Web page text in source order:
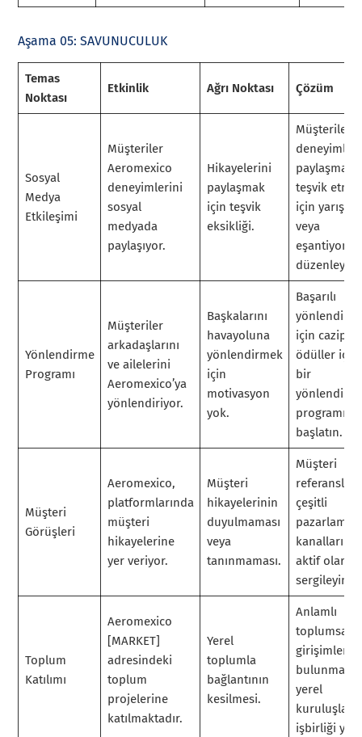
Aşama 05: SAVUNUCULUK
Temas
Noktası
Etkinlik Ağrı Noktası Çözüm
Sosyal
Medya
Etkileşimi
Müşteriler
Aeromexico
deneyimlerini
sosyal
medyada
paylaşıyor.
Hikayelerini
paylaşmak
için teşvik
eksikliği.
Müşterileri
paylaşmaya
teşvik
için
veya
düzenleyin.
Yönlendirme
Programı
Müşteriler
arkadaşlarını
ve ailelerini
Aeromexico’ya
yönlendiriyor.
Başkalarını
havayoluna
yönlendirmek
için
motivasyon
yok.
Başarılı
için cazip
ödüller
bir
programı
başlatın.
Müşteri
Görüşleri
Aeromexico,
platformlarında
müşteri
hikayelerine
yer veriyor.
Müşteri
hikayelerinin
duyulmaması
veya
tanınmaması.
Müşteri
çeşitli
pazarlama
aktif olarak
sergileyin.
Toplum
Katılımı
Aeromexico
[MARKET]
adresindeki
toplum
projelerine
katılmaktadır.
Yerel
toplumla
bağlantının
kesilmesi.
Anlamlı
toplumsal
girişimlerde
bulunmak
yerel
kuruluşlarla
işbirliği